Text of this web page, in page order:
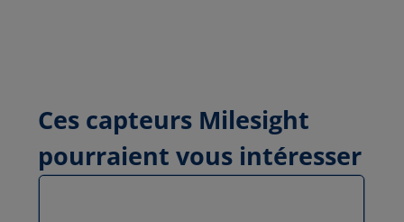
Ces capteurs Milesight
pourraient vous intéresser